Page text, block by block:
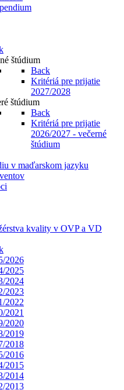
štúdium
Back
Kritériá pre prijatie
2027/2028
štúdium
Back
Kritériá pre prijatie
2026/2027 - večerné
štúdium
v maďarskom jazyku
kvality v OVP a VD
2026
2025
2024
2023
2022
2021
2020
2019
2018
2016
2015
2014
2013